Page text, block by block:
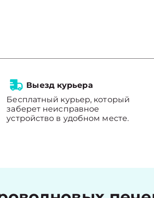
Выезд курьера
Бесплатный курьер, который
заберет неисправное
устройство в удобном месте.